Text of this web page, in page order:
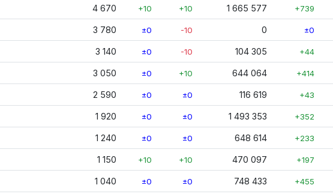
4 670 +10 +10 1 665 577 +739
3 780 ±0 -10 0 ±0
3 140 ±0 -10 104 305 +44
3 050 ±0 +10 644 064 +414
2 590 ±0 ±0 116 619 +43
1 920 ±0 ±0 1 493 353 +352
1 240 ±0 ±0 648 614 +233
1 150 +10 +10 470 097 +197
1 040 ±0 ±0 748 433 +455